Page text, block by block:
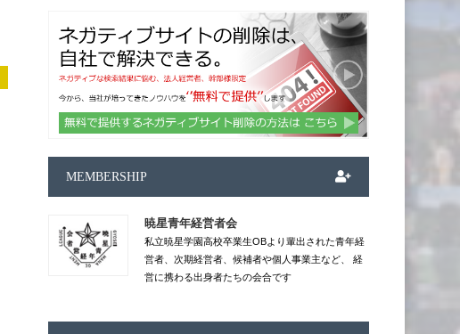
MEMBERSHIP
暁星青年経営者会
私立暁星学園高校卒業生OBより輩出された青年経
営者、次期経営者、候補者や個人事業主など、 経
営に携わる出身者たちの会合です